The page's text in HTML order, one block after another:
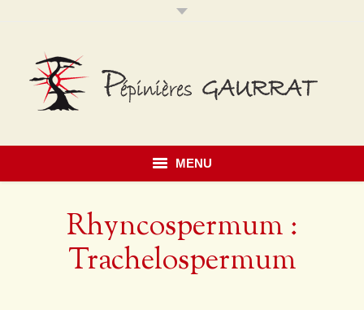
MENU
Présentation
Rhyncospermum :
Trachelospermum